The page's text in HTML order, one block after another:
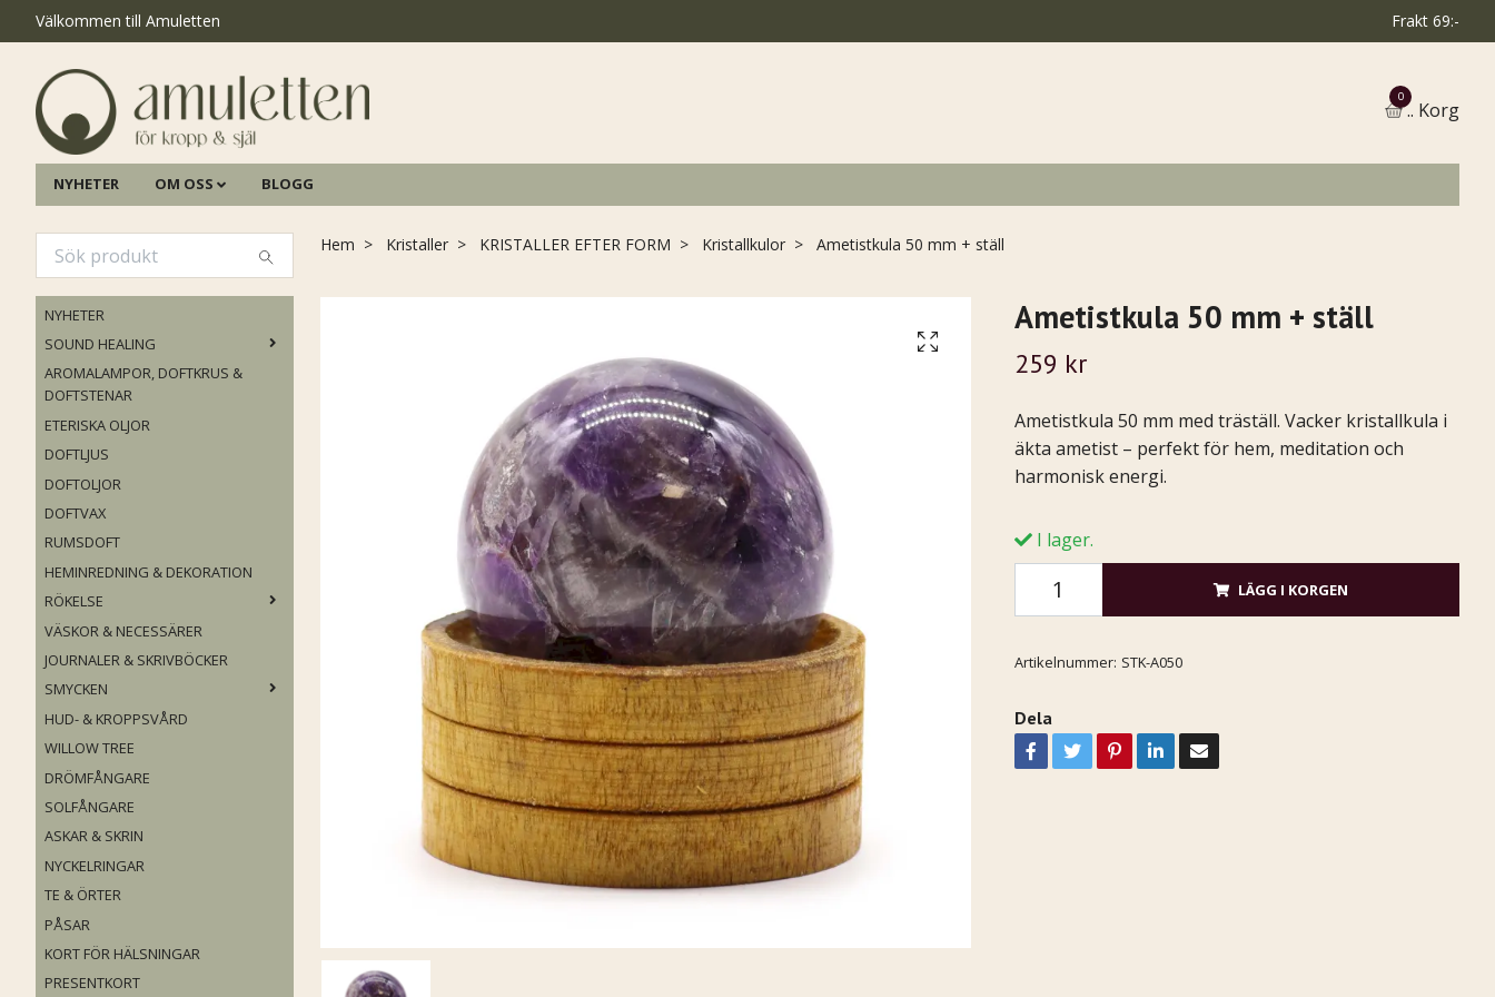
Välkommen till Amuletten Frakt 69:-
0
.. Korg
NYHETER OM OSS BLOGG
NYHETER
SOUND HEALING
AROMALAMPOR, DOFTKRUS &
DOFTSTENAR
ETERISKA OLJOR
DOFTLJUS
DOFTOLJOR
DOFTVAX
RUMSDOFT
HEMINREDNING & DEKORATION
RÖKELSE
VÄSKOR & NECESSÄRER
JOURNALER & SKRIVBÖCKER
SMYCKEN
HUD- & KROPPSVÅRD
WILLOW TREE
DRÖMFÅNGARE
SOLFÅNGARE
ASKAR & SKRIN
NYCKELRINGAR
TE & ÖRTER
PÅSAR
KORT FÖR HÄLSNINGAR
PRESENTKORT
Hem Kristaller KRISTALLER EFTER FORM Kristallkulor Ametistkula 50 mm + ställ
Ametistkula 50 mm + ställ
259 kr
Ametistkula 50 mm med träställ. Vacker kristallkula i
äkta ametist – perfekt för hem, meditation och
harmonisk energi.
I lager.
LÄGG I KORGEN
Artikelnummer: STK-A050
Dela